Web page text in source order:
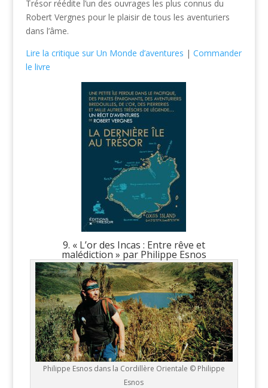
Trésor réédite l’un des ouvrages les plus connus du
Robert Vergnes pour le plaisir de tous les aventuriers
dans l’âme.
Lire la critique sur Un Monde d’aventures | Commander
le livre
9. « L’or des Incas : Entre rêve et
malédiction » par Philippe Esnos
Philippe Esnos dans la Cordillère Orientale © Philippe
Esnos